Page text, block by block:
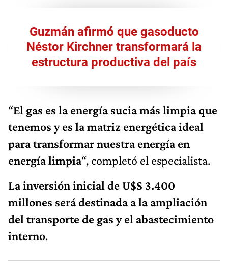
Guzmán afirmó que gasoducto
Néstor Kirchner transformará la
estructura productiva del país
“El gas es la energía sucia más limpia que
tenemos y es la matriz energética ideal
para transformar nuestra energía en
energía limpia“, completó el especialista.
La inversión inicial de U$S 3.400
millones será destinada a la ampliación
del transporte de gas y el abastecimiento
interno.